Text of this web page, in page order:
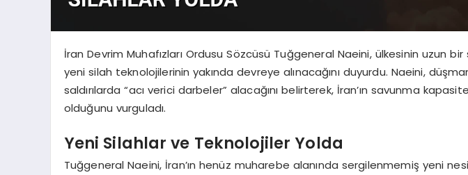
İran Devrim Muhafızları Ordusu Sözcüsü Tuğgeneral Naeini, ülkesinin uzun
yeni silah teknolojilerinin yakında devreye alınacağını duyurdu. Naeini,
saldırılarda “acı verici darbeler” alacağını belirterek, İran’ın savunma
olduğunu vurguladı.
Yeni Silahlar ve Teknolojiler Yolda
Tuğgeneral Naeini, İran’ın henüz muharebe alanında sergilenmemiş yeni